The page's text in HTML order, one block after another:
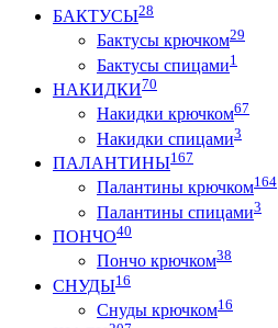
БАКТУСЫ28
Бактусы крючком29
Бактусы спицами1
НАКИДКИ70
Накидки крючком67
Накидки спицами3
ПАЛАНТИНЫ167
Палантины крючком164
Палантины спицами3
ПОНЧО40
Пончо крючком38
СНУДЫ16
Снуды крючком16